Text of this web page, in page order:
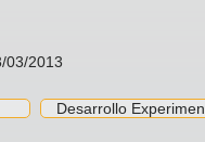
03/2013
Desarrollo